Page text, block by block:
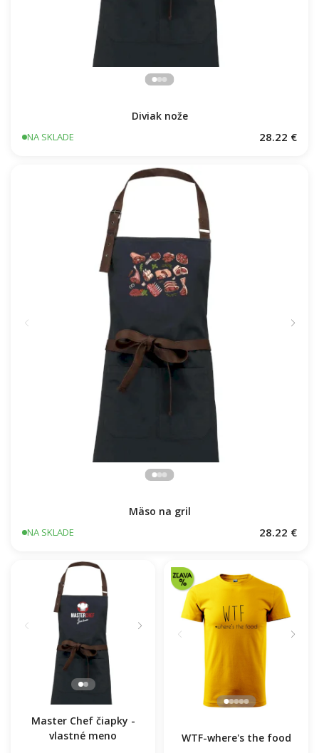
Diviak nože
NA SKLADE 28.22 €
Mäso na gril
NA SKLADE 28.22 €
Master Chef čiapky -
vlastné meno
WTF-where's the food